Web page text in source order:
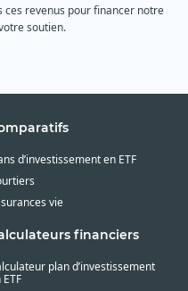
ces revenus pour financer notre
soutien.
d’investissement en ETF
vie
financiers
plan d’investissement